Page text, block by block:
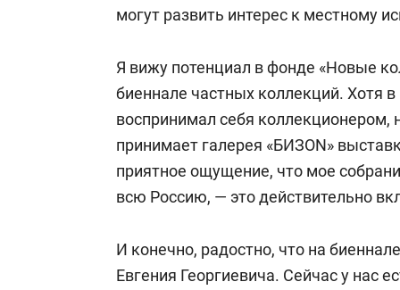
могут развить интерес к местному
Я вижу потенциал в фонде «Новые
биеннале частных коллекций. Хотя
воспринимал себя коллекционером,
принимает галерея «БИЗON»
приятное ощущение, что мое
всю Россию, — это действительно
И конечно, радостно, что на
Евгения Георгиевича. Сейчас у нас